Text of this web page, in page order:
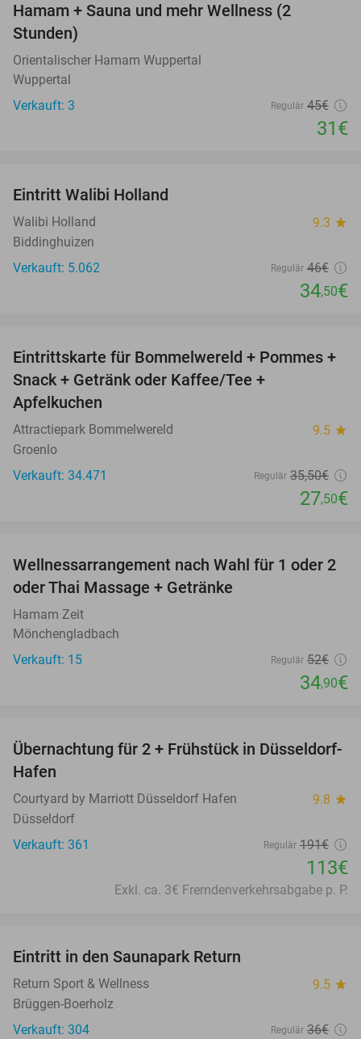
Hamam + Sauna und mehr Wellness (2
Stunden)
Orientalischer Hamam Wuppertal
Wuppertal
Verkauft: 3
Regulär 45€
31€
Eintritt Walibi Holland
Walibi Holland 9.3 star
Biddinghuizen
Verkauft: 5.062
Regulär 46€
34,50€
23%
Eintrittskarte für Bommelwereld + Pommes +
Snack + Getränk oder Kaffee/Tee +
Apfelkuchen
Attractiepark Bommelwereld 9.5 star
Groenlo
Verkauft: 34.471
Regulär 35,50€
27,50€
33%
Wellnessarrangement nach Wahl für 1 oder 2
oder Thai Massage + Getränke
Hamam Zeit
Mönchengladbach
Verkauft: 15
Regulär 52€
34,90€
41%
Übernachtung für 2 + Frühstück in Düsseldorf-
Hafen
Courtyard by Marriott Düsseldorf Hafen 9.8 star
Düsseldorf
Verkauft: 361
Regulär 191€
113€
Exkl. ca. 3€ Fremdenverkehrsabgabe p. P.
Eintritt in den Saunapark Return
Return Sport & Wellness 9.5 star
Brüggen-Boerholz
Verkauft: 304
Regulär 36€